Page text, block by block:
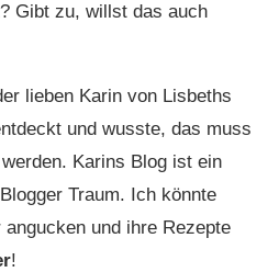
Gibt zu, willst das auch
lieben Karin von Lisbeths
und wusste, das muss
Karins Blog ist ein
Traum. Ich könnte
und ihre Rezepte
!